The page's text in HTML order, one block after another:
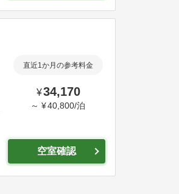
直近1か月の参考料金
¥34,170
～ ¥40,800/泊
空室確認